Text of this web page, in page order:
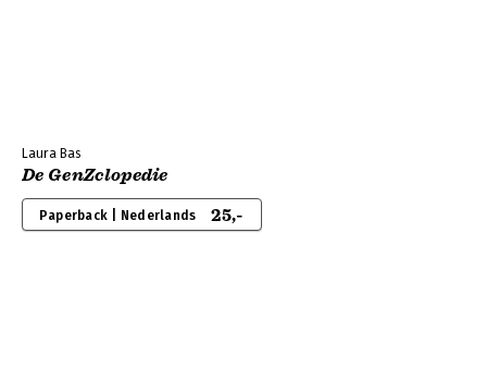
Laura Bas
De GenZclopedie
Paperback | Nederlands 25,-